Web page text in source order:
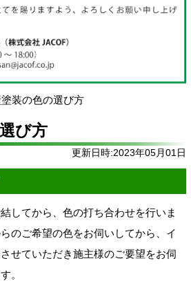
装の色の選び方
び方
更新日時:2023年05月01日
してから、色の打ち合わせを行いま
のご希望の色をお伺いしてから、イ
せていただき施主様のご要望をお伺
。